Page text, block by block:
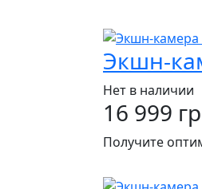
Экшн-
Нет в наличии
16 999
Получите